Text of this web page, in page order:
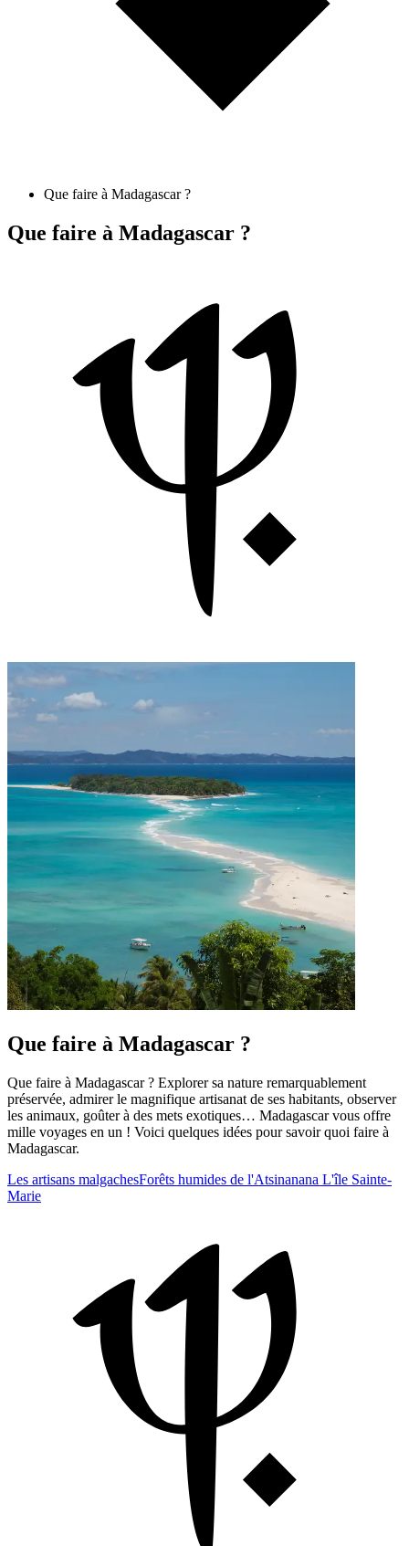
Que faire à Madagascar ?
Que faire à Madagascar ?
Que faire à Madagascar ?
Que faire à Madagascar ? Explorer sa nature remarquablement
préservée, admirer le magnifique artisanat de ses habitants, observer
les animaux, goûter à des mets exotiques… Madagascar vous offre
mille voyages en un ! Voici quelques idées pour savoir quoi faire à
Madagascar.
Les artisans malgachesForêts humides de l'Atsinanana L'île Sainte-
Marie